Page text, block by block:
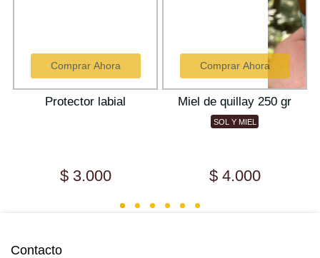
Comprar Ahora
Protector labial
$ 3.000
Comprar Ahora
Miel de quillay 250 gr
SOL Y MIEL
$ 4.000
Contacto